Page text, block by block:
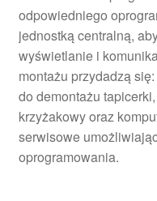
odpowiedniego
jednostką centralną,
wyświetlanie i
montażu przydadzą
do demontażu
krzyżakowy oraz
serwisowe
oprogramowania.